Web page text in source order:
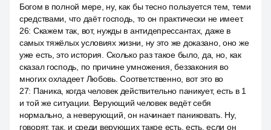
Богом в полной мере, ну, как бы тесно пользуется тем, теми
средствами, что даёт господь, то он практически не имеет.
26: Скажем так, вот, нужды в антидепрессантах, даже в
самых тяжёлых условиях жизни, ну это же доказано, оно же
уже есть, это история. Сколько раз такое было, да, но, как
сказал господь, по причине умножения, беззакония во
многих охладеет Любовь. Соответственно, вот это во
27: Паника, когда человек действительно паникует, есть в 1
и той же ситуации. Верующий человек ведёт себя
нормально, а неверующий, он начинает паниковать. Ну,
говорят, так, и среди верующих такое есть, есть, если он